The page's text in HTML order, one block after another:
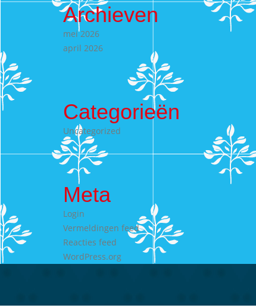
Archieven
mei 2026
april 2026
Categorieën
Uncategorized
Meta
Login
Vermeldingen feed
Reacties feed
WordPress.org